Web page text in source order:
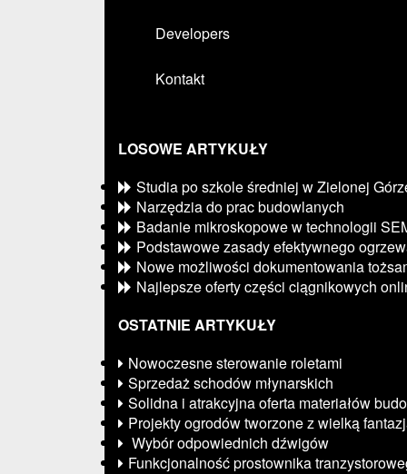
Developers
Kontakt
LOSOWE ARTYKUŁY
Studia po szkole średniej w Zielonej
Narzędzia do prac budowlanych
Badanie mikroskopowe w technologii
Podstawowe zasady efektywnego
Nowe możliwości dokumentowania
Najlepsze oferty części ciągnikowych
OSTATNIE ARTYKUŁY
Nowoczesne sterowanie roletami
Sprzedaż schodów młynarskich
Solidna i atrakcyjna oferta materiałów
Projekty ogrodów tworzone z wielką
Wybór odpowiednich dźwigów
Funkcjonalność prostownika